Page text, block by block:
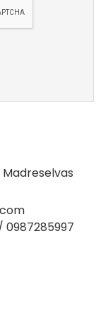
Madreselvas
0987285997